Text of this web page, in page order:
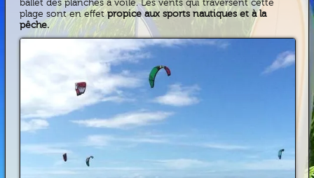
ballet des planches à voile. Les vents qui traversent cette
plage sont en effetpropice aux sports nautiques et à la
pêche.